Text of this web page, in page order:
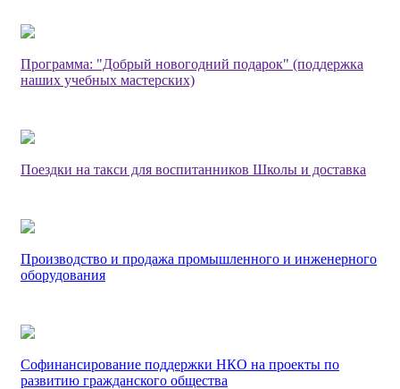
Программа: "Добрый новогодний подарок" (поддержка
наших учебных мастерских)
Поездки на такси для воспитанников Школы и доставка
Производство и продажа промышленного и инженерного
оборудования
Софинансирование поддержки НКО на проекты по
развитию гражданского общества